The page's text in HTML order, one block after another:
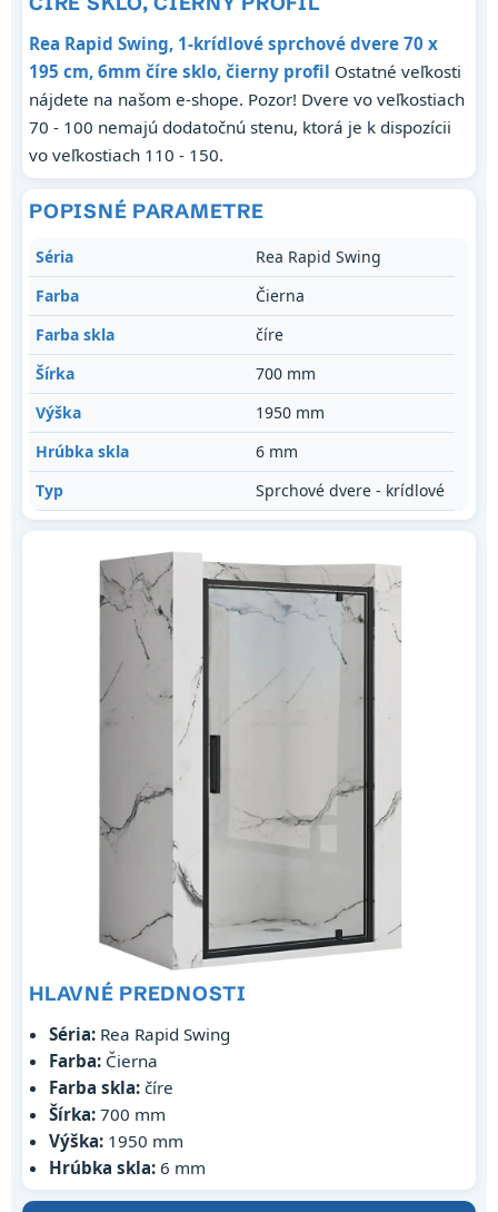
Rea Rapid Swing, 1-krídlové sprchové dvere 70 x
195 cm, 6mm číre sklo, čierny profil Ostatné veľkosti
nájdete na našom e-shope. Pozor! Dvere vo veľkostiach
70 - 100 nemajú dodatočnú stenu, ktorá je k dispozícii
vo veľkostiach 110 - 150.
POPISNÉ PARAMETRE
Séria
Rea Rapid Swing
Farba
Čierna
Farba skla
číre
Šírka
700 mm
Výška
1950 mm
Hrúbka skla
6 mm
Typ
Sprchové dvere - krídlové
HLAVNÉ PREDNOSTI
Séria: Rea Rapid Swing
Farba: Čierna
Farba skla: číre
Šírka: 700 mm
Výška: 1950 mm
Hrúbka skla: 6 mm